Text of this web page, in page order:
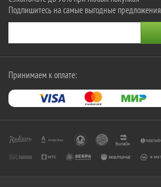
Подпишитесь на самые выгодные предложения
Принимаем к оплате: